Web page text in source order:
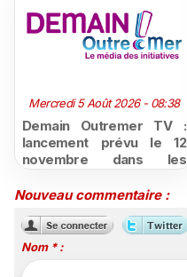
Mercredi 5 Août 2026 - 08:38
Demain Outremer TV :
lancement prévu le 12
novembre dans les
média dédié à l'emploi
Nouveau commentaire :
Nom * :